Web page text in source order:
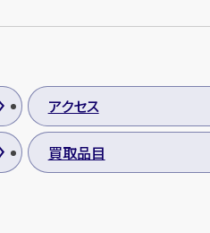
アクセス
買取品目